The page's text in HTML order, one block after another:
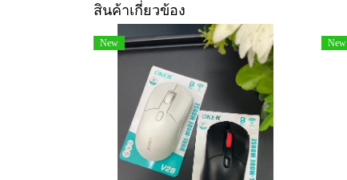
สินค้าเกี่ยวข้อง
New New